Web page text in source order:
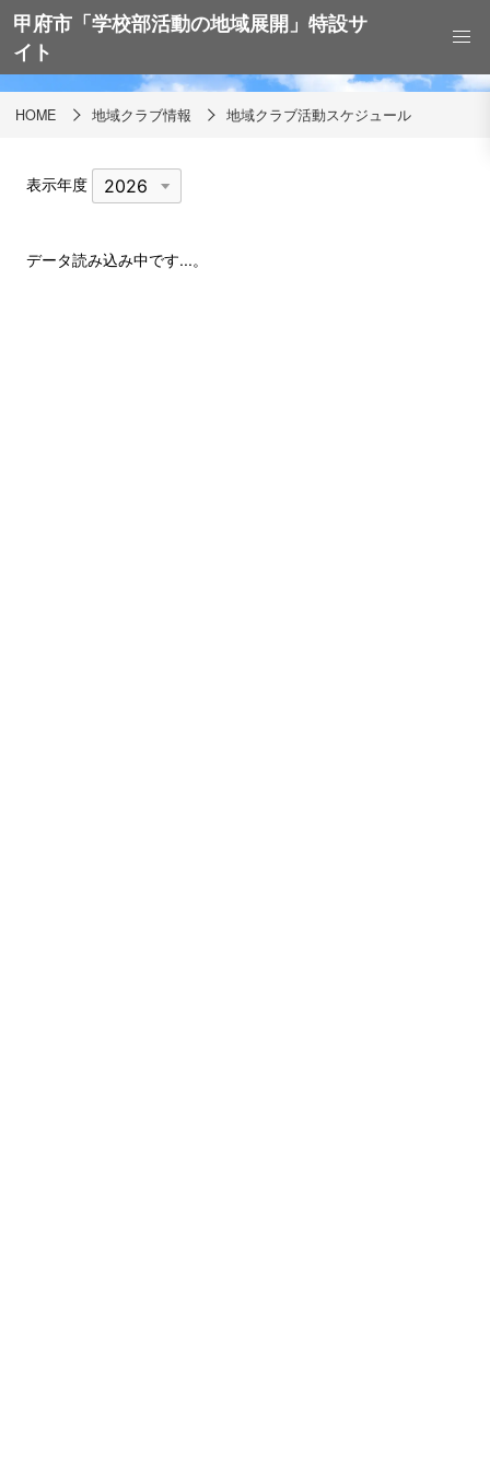
甲府市「学校部活動の地域展開」特設サ
イト
地域クラブ活動スケジュール
HOME 地域クラブ情報 地域クラブ活動スケジュール
表示年度
データ読み込み中です...。